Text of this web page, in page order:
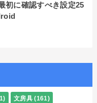
に確認すべき設定25
文房具 (161)